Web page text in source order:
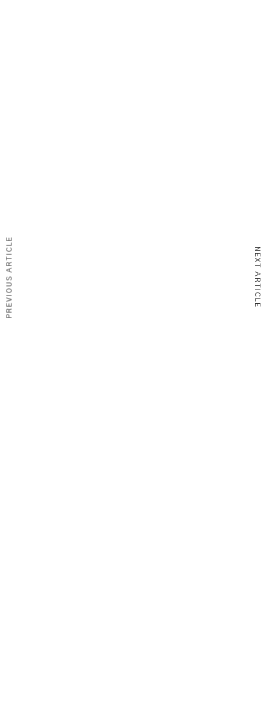
PREVIOUS ARTICLE NEXT ARTICLE